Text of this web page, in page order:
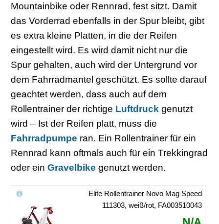
Mountainbike oder Rennrad, fest sitzt. Damit
das Vorderrad ebenfalls in der Spur bleibt, gibt
es extra kleine Platten, in die der Reifen
eingestellt wird. Es wird damit nicht nur die
Spur gehalten, auch wird der Untergrund vor
dem Fahrradmantel geschützt. Es sollte darauf
geachtet werden, dass auch auf dem
Rollentrainer der richtige Luftdruck genutzt
wird – Ist der Reifen platt, muss die
Fahrradpumpe ran. Ein Rollentrainer für ein
Rennrad kann oftmals auch für ein Trekkingrad
oder ein Gravelbike genutzt werden.
Elite Rollentrainer Novo Mag Speed
111303, weiß/rot, FA003510043